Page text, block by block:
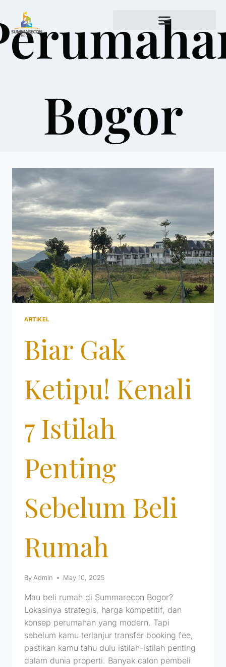
Bogor
ARTIKEL
Biar Gak
Ketipu! Kenali
7 Istilah
Penting
Sebelum Beli
Rumah
By Admin May 10, 2025
Mau beli rumah di Summarecon Bogor?
Lokasinya strategis, harga kompetitif, dan
konsep perumahan yang modern. Tapi
sebelum kamu terlanjur transfer booking fee,
pastikan kamu tahu dulu istilah-istilah penting
dalam dunia properti. Banyak calon pembeli